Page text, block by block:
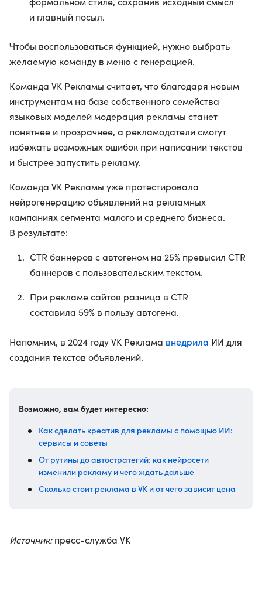
и главный посыл.
Чтобы воспользоваться функцией, нужно выбрать
желаемую команду в меню с генерацией.
Команда VK Рекламы считает, что благодаря новым
инструментам на базе собственного семейства
языковых моделей модерация рекламы станет
понятнее и прозрачнее, а рекламодатели смогут
избежать возможных ошибок при написании текстов
и быстрее запустить рекламу.
Команда VK Рекламы уже протестировала
нейрогенерацию объявлений на рекламных
кампаниях сегмента малого и среднего бизнеса.
В результате:
CTR баннеров с автогеном на 25% превысил CTR
баннеров с пользовательским текстом.
При рекламе сайтов разница в CTR
составила 59% в пользу автогена.
Напомним, в 2024 году VK Реклама внедрила ИИ для
создания текстов объявлений.
Возможно, вам будет интересно:
Как сделать креатив для рекламы с помощью ИИ:
сервисы и советы
От рутины до автостратегий: как нейросети
изменили рекламу и чего ждать дальше
Сколько стоит реклама в VK и от чего зависит цена
Источник:пресс-служба VK